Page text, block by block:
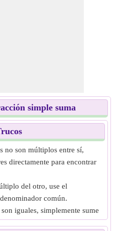
simple suma
no son múltiplos entre sí,
directamente para encontrar
del otro, use el
común.
iguales, simplemente sume
el denominador igual.